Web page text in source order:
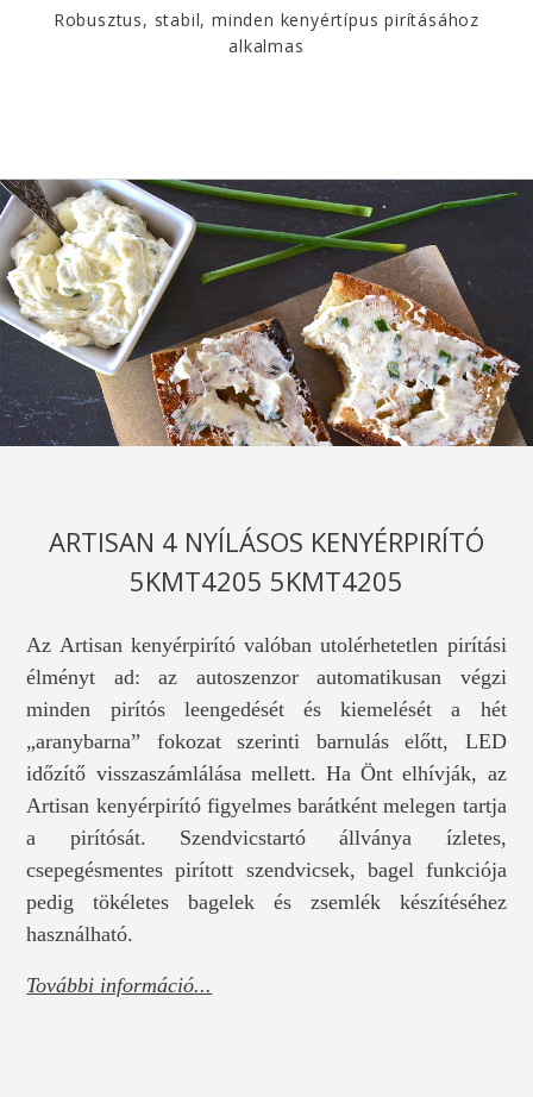
Robusztus, stabil, minden kenyértípus pirításához
alkalmas
ARTISAN 4 NYÍLÁSOS KENYÉRPIRÍTÓ
5KMT4205 5KMT4205
Az Artisan kenyérpirító valóban utolérhetetlen pirítási
élményt ad: az autoszenzor automatikusan végzi
minden pirítós leengedését és kiemelését a hét
„aranybarna” fokozat szerinti barnulás előtt, LED
időzítő visszaszámlálása mellett. Ha Önt elhívják, az
Artisan kenyérpirító figyelmes barátként melegen tartja
a pirítósát. Szendvicstartó állványa ízletes,
csepegésmentes pirított szendvicsek, bagel funkciója
pedig tökéletes bagelek és zsemlék készítéséhez
használható.
További információ...